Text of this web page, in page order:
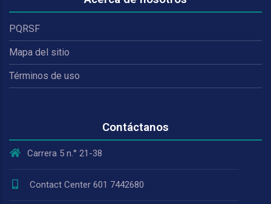
PQRSF
Mapa del sitio
Términos de uso
Contáctanos
Carrera 5 n.° 21-38
Contact Center 601 7442680